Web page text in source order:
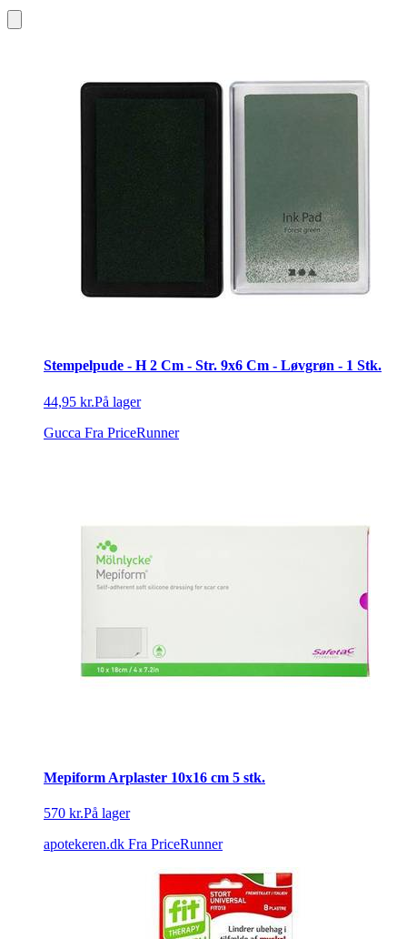
Stempelpude - H 2 Cm - Str. 9x6 Cm - Løvgrøn - 1 Stk.
44,95 kr.På lager
Gucca Fra PriceRunner
Mepiform Arplaster 10x16 cm 5 stk.
570 kr.På lager
apotekeren.dk Fra PriceRunner